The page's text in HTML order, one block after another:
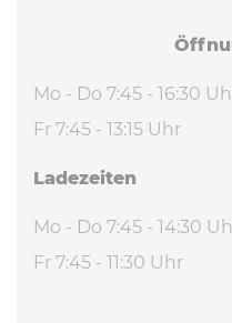
Mo - Do 7:45 - 16:30
Fr 7:45 - 13:15 Uhr
La­de­zei­ten
Mo - Do 7:45 - 14:30
Fr 7:45 - 11:30 Uhr